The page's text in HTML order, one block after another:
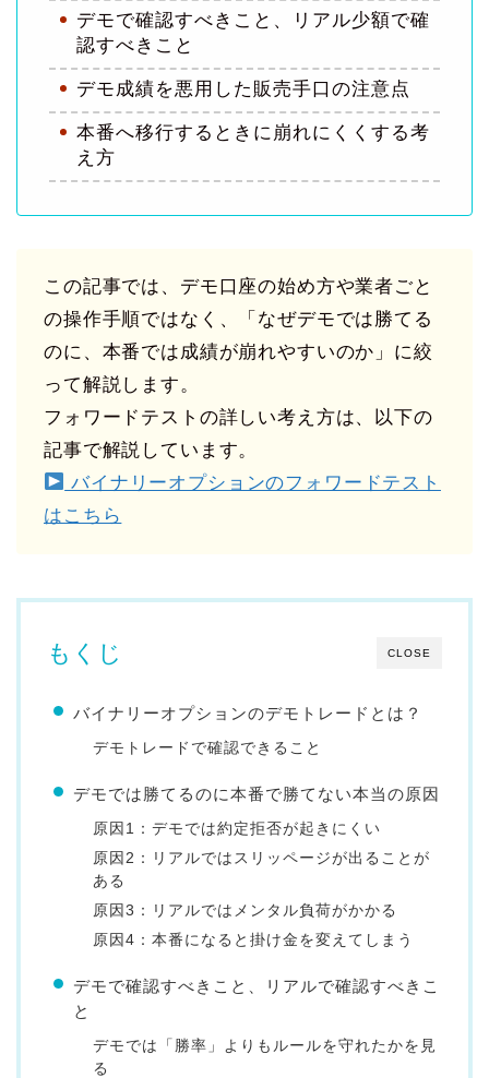
デモで確認すべきこと、リアル少額で確
認すべきこと
デモ成績を悪用した販売手口の注意点
本番へ移行するときに崩れにくくする考
え方
この記事では、デモ口座の始め方や業者ごと
の操作手順ではなく、「なぜデモでは勝てる
のに、本番では成績が崩れやすいのか」に絞
って解説します。
フォワードテストの詳しい考え方は、以下の
記事で解説しています。
バイナリーオプションのフォワードテスト
はこちら
CLOSE
もくじ
バイナリーオプションのデモトレードとは？
デモトレードで確認できること
デモでは勝てるのに本番で勝てない本当の原因
原因1：デモでは約定拒否が起きにくい
原因2：リアルではスリッページが出ることが
ある
原因3：リアルではメンタル負荷がかかる
原因4：本番になると掛け金を変えてしまう
デモで確認すべきこと、リアルで確認すべきこ
と
デモでは「勝率」よりもルールを守れたかを見
る